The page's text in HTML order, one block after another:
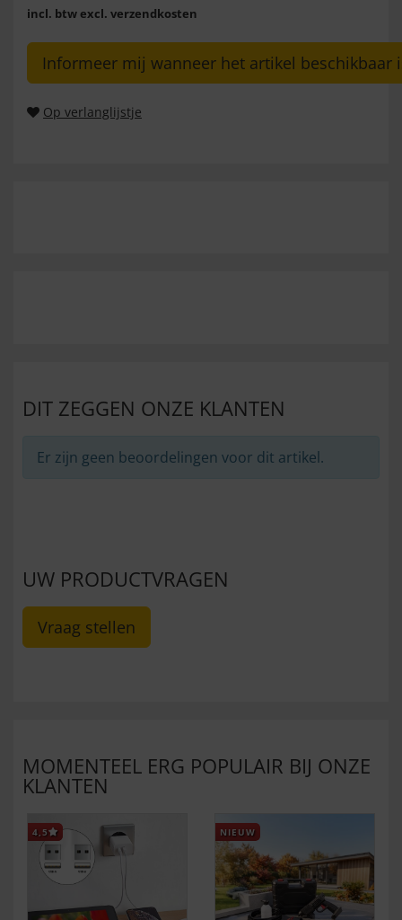
incl. btw excl. verzendkosten
Informeer mij wanneer het artikel beschikbaar
Op verlanglijstje
DIT ZEGGEN ONZE KLANTEN
Er zijn geen beoordelingen voor dit artikel.
UW PRODUCTVRAGEN
Vraag stellen
MOMENTEEL ERG POPULAIR BIJ ONZE
KLANTEN
4,5 NIEUW